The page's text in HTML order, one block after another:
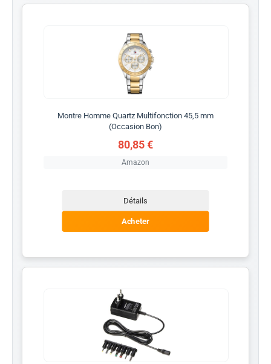
Montre Homme Quartz Multifonction 45,5 mm
(Occasion Bon)
80,85 €
Amazon
Détails
Acheter